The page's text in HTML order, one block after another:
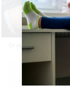
Droga oculta en el